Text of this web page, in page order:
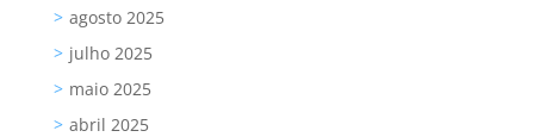
agosto 2025
julho 2025
maio 2025
abril 2025